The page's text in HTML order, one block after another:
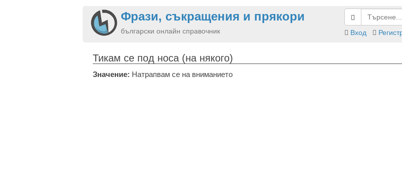
Фрази, съкращения и прякори
български онлайн справочник
Вход
Тикам се под носа (на някого)
Значение: Натрапвам се на вниманието